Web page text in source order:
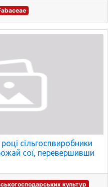
сільгоспвиробники
сої, перевершивши
культур